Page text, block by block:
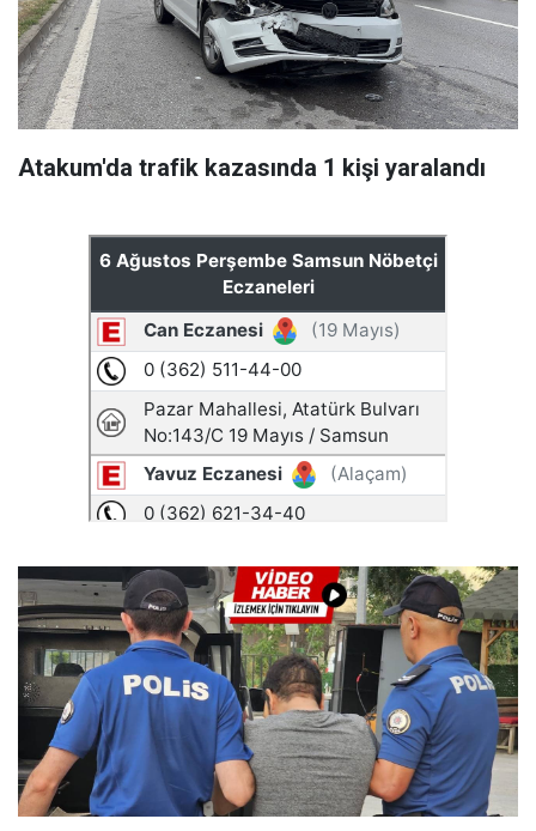
Atakum'da trafik kazasında 1 kişi yaralandı